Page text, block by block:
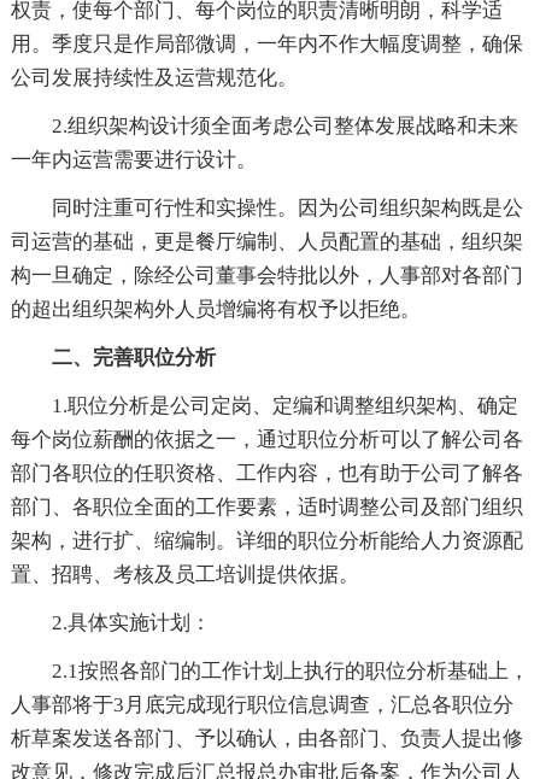
权责，使每个部门、每个岗位的职责清晰明朗，科学适
用。季度只是作局部微调，一年内不作大幅度调整，确保
公司发展持续性及运营规范化。
2.组织架构设计须全面考虑公司整体发展战略和未来
一年内运营需要进行设计。
同时注重可行性和实操性。因为公司组织架构既是公
司运营的基础，更是餐厅编制、人员配置的基础，组织架
构一旦确定，除经公司董事会特批以外，人事部对各部门
的超出组织架构外人员增编将有权予以拒绝。
二、完善职位分析
1.职位分析是公司定岗、定编和调整组织架构、确定
每个岗位薪酬的依据之一，通过职位分析可以了解公司各
部门各职位的任职资格、工作内容，也有助于公司了解各
部门、各职位全面的工作要素，适时调整公司及部门组织
架构，进行扩、缩编制。详细的职位分析能给人力资源配
置、招聘、考核及员工培训提供依据。
2.具体实施计划：
2.1按照各部门的工作计划上执行的职位分析基础上，
人事部将于3月底完成现行职位信息调查，汇总各职位分
析草案发送各部门、予以确认，由各部门、负责人提出修
改意见，修改完成后汇总报总办审批后备案，作为公司人